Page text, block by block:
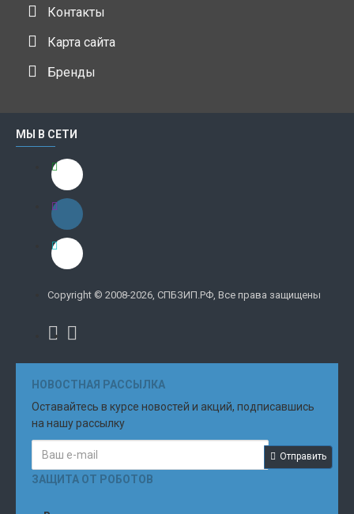
Контакты
Карта сайта
Бренды
МЫ В СЕТИ
Copyright © 2008-2026, СПБЗИП.РФ, Все права защищены
НОВОСТНАЯ РАССЫЛКА
Оставайтесь в курсе новостей и акций, подписавшись
на нашу рассылку
Отправить
ЗАЩИТА ОТ РОБОТОВ